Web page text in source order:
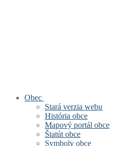
Obec
Stará verzia webu
História obce
Mapový portál obce
Štatút obce
Symboly obce